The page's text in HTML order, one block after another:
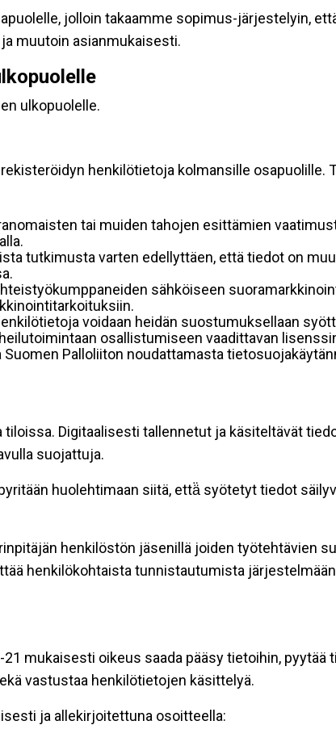
jolloin takaamme sopimus-järjestelyin,
muutoin asianmukaisesti.
ulkopuolelle.
henkilötietoja kolmansille osapuolille.
tai muiden tahojen esittämien
tutkimusta varten edellyttäen, että tiedot on
sähköiseen
voidaan heidän suostumuksellaan
osallistumiseen vaadittavan
Palloliiton noudattamasta
Digitaalisesti tallennetut ja käsiteltävät
suojattuja.
huolehtimaan siitä, että̈ syötetyt tiedot
henkilöstön jäsenillä joiden työtehtävien
henkilökohtaista tunnistautumista
mukaisesti oikeus saada pääsy tietoihin, pyytää
vastustaa henkilötietojen käsittelyä.
ja allekirjoitettuna osoitteella: